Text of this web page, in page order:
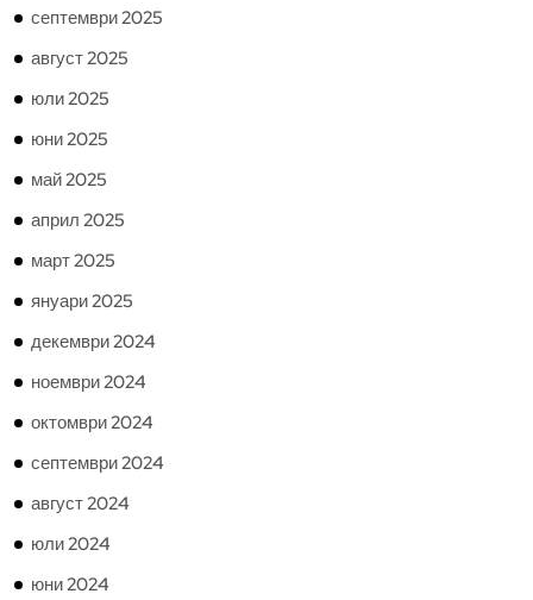
септември 2025
август 2025
юли 2025
юни 2025
май 2025
април 2025
март 2025
януари 2025
декември 2024
ноември 2024
октомври 2024
септември 2024
август 2024
юли 2024
юни 2024